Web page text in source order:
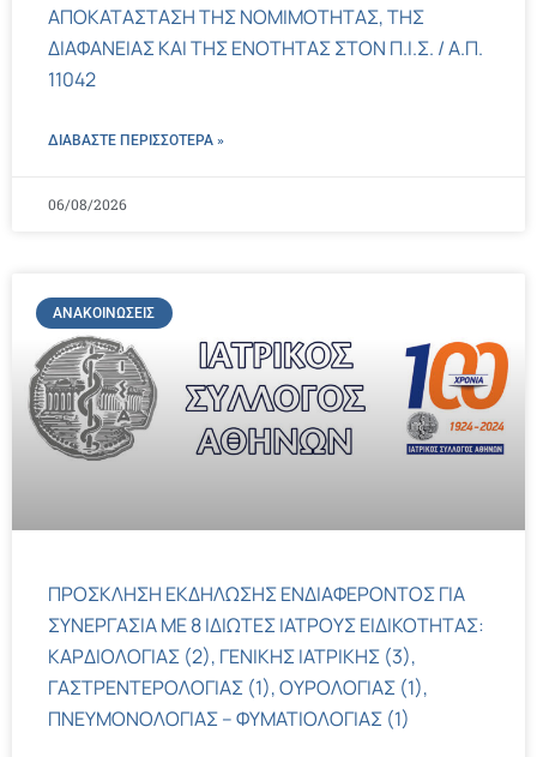
ΑΠΟΚΑΤΑΣΤΑΣΗ ΤΗΣ ΝΟΜΙΜΟΤΗΤΑΣ, ΤΗΣ
ΔΙΑΦΑΝΕΙΑΣ ΚΑΙ ΤΗΣ ΕΝΟΤΗΤΑΣ ΣΤΟΝ Π.Ι.Σ. / Α.Π.
11042
ΔΙΑΒΑΣΤΕ ΠΕΡΙΣΣΌΤΕΡΑ »
06/08/2026
ΑΝΑΚΟΙΝΏΣΕΙΣ
ΠΡΟΣΚΛΗΣΗ ΕΚΔΗΛΩΣΗΣ ΕΝΔΙΑΦΕΡΟΝΤΟΣ ΓΙΑ
ΣΥΝΕΡΓΑΣΙΑ ΜΕ 8 ΙΔΙΩΤΕΣ ΙΑΤΡΟΥΣ ΕΙΔΙΚΟΤΗΤΑΣ:
ΚΑΡΔΙΟΛΟΓΙΑΣ (2), ΓΕΝΙΚΗΣ ΙΑΤΡΙΚΗΣ (3),
ΓΑΣΤΡΕΝΤΕΡΟΛΟΓΙΑΣ (1), ΟΥΡΟΛΟΓΙΑΣ (1),
ΠΝΕΥΜΟΝΟΛΟΓΙΑΣ – ΦΥΜΑΤΙΟΛΟΓΙΑΣ (1)